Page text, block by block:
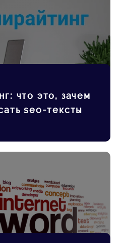
что это, зачем
seo-тексты